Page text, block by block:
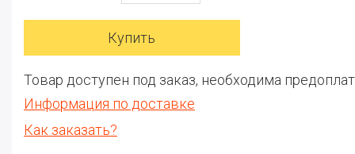
Товар доступен под заказ, необходима
Информация по доставке
Как заказать?